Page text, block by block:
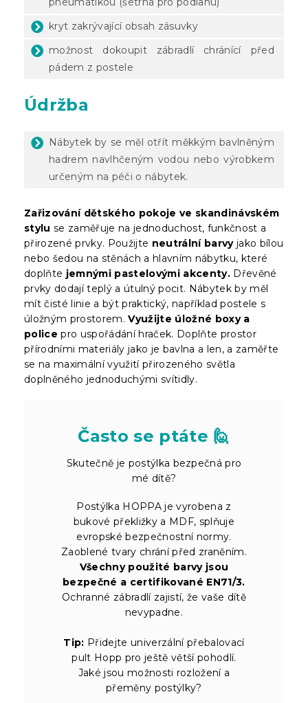
kryt zakrývající obsah zásuvky
možnost dokoupit zábradlí chránící před
pádem z postele
Údržba
Nábytek by se měl otřít měkkým bavlněným
hadrem navlhčeným vodou nebo výrobkem
určeným na péči o nábytek.
Zařizování dětského pokoje ve skandinávském
stylu se zaměřuje na jednoduchost, funkčnost a
přirozené prvky. Použijte neutrální barvyjako bílou
nebo šedou na stěnách a hlavním nábytku, které
doplňte jemnými pastelovými akcenty. Dřevěné
prvky dodají teplý a útulný pocit. Nábytek by měl
mít čisté linie a být praktický, například postele s
úložným prostorem.Využijte úložné boxy a
police pro uspořádání hraček. Doplňte prostor
přírodními materiály jako je bavlna a len, a zaměřte
se na maximální využití přirozeného světla
doplněného jednoduchými svítidly.
Často se ptáte 🙋
Skutečně je postýlka bezpečná pro
mé dítě?
Postýlka HOPPA je vyrobena z
bukové překližky a MDF, splňuje
evropské bezpečnostní normy.
Zaoblené tvary chrání před zraněním.
Všechny použité barvy jsou
bezpečné a certifikované EN71/3.
Ochranné zábradlí zajistí, že vaše dítě
nevypadne.
Tip: Přidejte univerzální přebalovací
pult Hopp pro ještě větší pohodlí.
Jaké jsou možnosti rozložení a
přeměny postýlky?